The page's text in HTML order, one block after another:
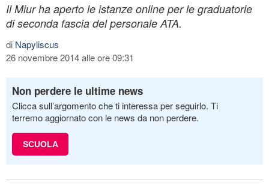
Il Miur ha aperto le istanze online per le graduatorie
di seconda fascia del personale ATA.
di Napyliscus
26 novembre 2014 alle ore 09:31
Non perdere le ultime news
Clicca sull’argomento che ti interessa per seguirlo. Ti
terremo aggiornato con le news da non perdere.
SCUOLA